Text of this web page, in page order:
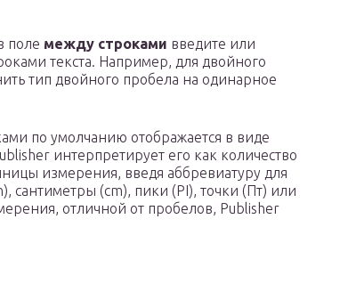
поле между строками введите или
текста. Например, для двойного
тип двойного пробела на одинарное
по умолчанию отображается в виде
интерпретирует его как количество
измерения, введя аббревиатуру для
сантиметры (cm), пики (PI), точки (Пт) или
отличной от пробелов, Publisher